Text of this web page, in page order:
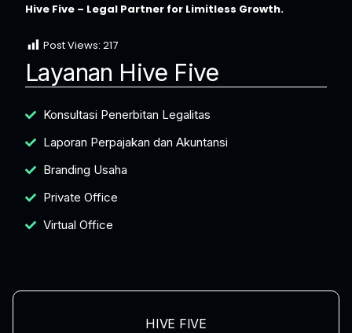
Hive Five – Legal Partner for Limitless Growth.
Post Views: 217
Layanan Hive Five
Konsultasi Penerbitan Legalitas
Laporan Perpajakan dan Akuntansi
Branding Usaha
Private Office
Virtual Office
HIVE FIVE